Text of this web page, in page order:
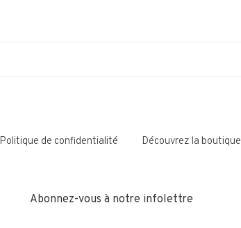
Politique de confidentialité Découvrez la boutique
Abonnez-vous à notre infolettre